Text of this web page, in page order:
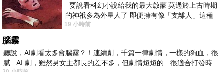
要說看科幻小說給我的最大啟蒙 莫過於上古時期
的神祇多為外星人了 即便擁有像「支離人」這種
驚世駭俗的神通法門 也未必讀
19 小時前
腦霧
聽說，AI劇看太多會腦霧？！連續劇，千篇一律劇情，一樣的狗血，很
膩...AI 劇，雖然男女主都長的差不多，但劇情短短的，很適合打發時